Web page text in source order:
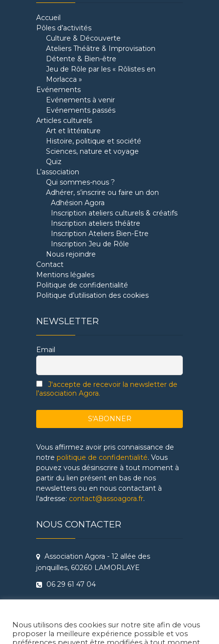
Accueil
Pôles d’activités
Culture & Découverte
Ateliers Théâtre & Improvisation
Détente & Bien-être
Jeu de Rôle par les « Rôlistes en
Morlacca »
Evénements
Evénements à venir
Evénements passés
Articles culturels
Art et littérature
Histoire, politique et société
Sciences, nature et voyage
Quiz
L’association
Qui sommes-nous ?
Adhérer, s’inscrire ou faire un don
Adhésion Agora
Inscription ateliers culturels & créatifs
Inscription ateliers théâtre
Inscription Ateliers Bien-Etre
Inscription Jeu de Rôle
Nous rejoindre
Contact
Mentions légales
Politique de confidentialité
Politique d’utilisation des cookies
NEWSLETTER
Email
J'accepte de recevoir la newsletter de
l'association Agora.
Vous affirmez avoir pris connaissance de
notre politique de confidentialité. Vous
pouvez vous désinscrire à tout moment à
partir du lien présent en bas de nos
newsletters ou en nous contactant à
l'adresse: contact@assoagora.fr.
NOUS CONTACTER
Association Agora - 12 allée des
jonquilles, 60260 LAMORLAYE
06 29 61 47 04
Règlement intérieur Agora - Ateliers
Théâtre & Cinéma
Nous utilisons des cookies sur notre site afin de vous
proposer la meilleure expérience possible et vos